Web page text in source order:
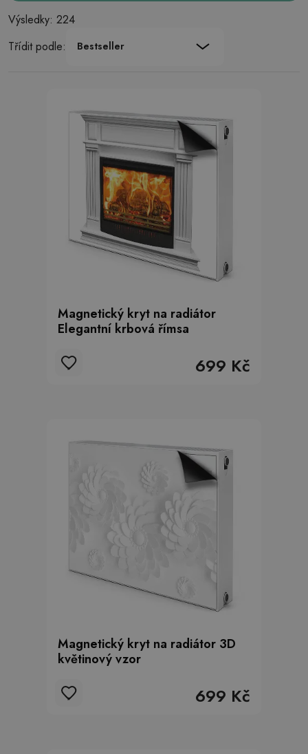
Výsledky: 224
Třídit podle:
Bestseller
Magnetický kryt na radiátor
Elegantní krbová římsa
699 Kč
Magnetický kryt na radiátor 3D
květinový vzor
699 Kč